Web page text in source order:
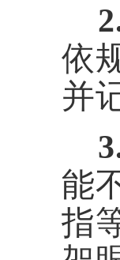
依
并
能
指